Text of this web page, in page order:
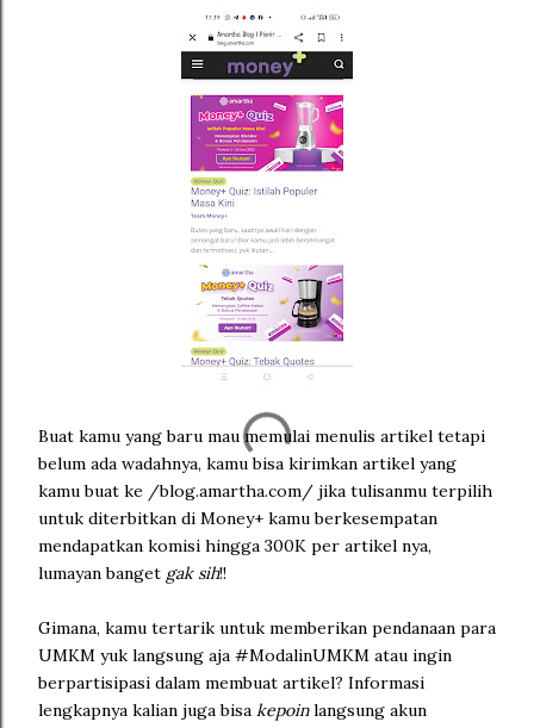
Buat kamu yang baru mau memulai menulis artikel tetapi
belum ada wadahnya, kamu bisa kirimkan artikel yang
kamu buat ke /blog.amartha.com/ jika tulisanmu terpilih
untuk diterbitkan di Money+ kamu berkesempatan
mendapatkan komisi hingga 300K per artikel nya,
lumayan banget gak sih!!
Gimana, kamu tertarik untuk memberikan pendanaan para
UMKM yuk langsung aja #ModalinUMKM atau ingin
berpartisipasi dalam membuat artikel? Informasi
lengkapnya kalian juga bisa kepoinlangsung akun